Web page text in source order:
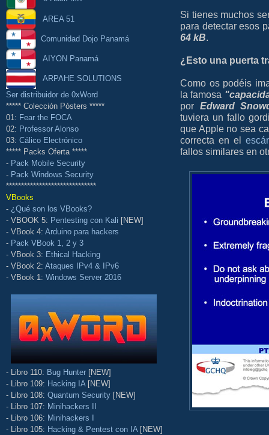
AREA 51
Comunidad Dojo Panamá
AIYON Panamá
ARPAHE SOLUTIONS
Ser distribuidor de 0xWord
***** Colección Pósters *****
01: Fear the FOCA
02: Professor Alonso
03: Cálico Electrónico
***** Packs Oferta *****
- Pack Mobile Security
- Pack Windows Security
******************************
VBooks
- ¿Qué son los VBooks?
- VBOOK 5: Pentesting con Kali [NEW]
- VBook 4: Arduino para hackers
- Pack VBook 1, 2 y 3
- VBook 3: Ethical Hacking
- VBook 2: Ataques IPv4 & IPv6
- VBook 1: Windows Server 2016
- Libro 110: Bug Hunter [NEW]
- Libro 109: Hacking IA [NEW]
- Libro 108: Quantum Security [NEW]
- Libro 107: Minihackers II
- Libro 106: Minihackers I
- Libro 105: Hacking & Pentest con IA [NEW]
Si tienes muchos
para detectar esos
64 kB.
¿Esto una puerta
Como os podéis
la famosa
por Edward
tuviera un fallo
que Apple no sea
correcta en el
fallos similares en